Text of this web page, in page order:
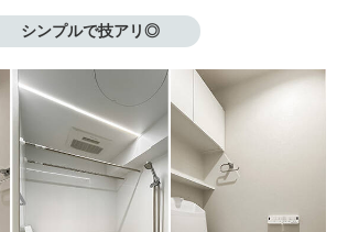
シンプルで技アリ◎